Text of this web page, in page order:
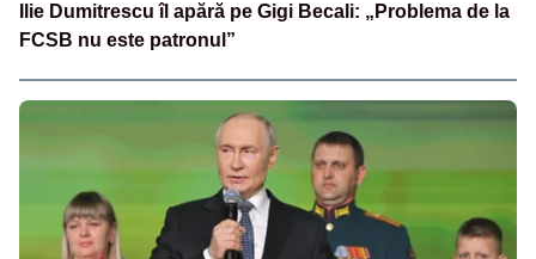
Ilie Dumitrescu îl apără pe Gigi Becali: „Problema de la
FCSB nu este patronul”